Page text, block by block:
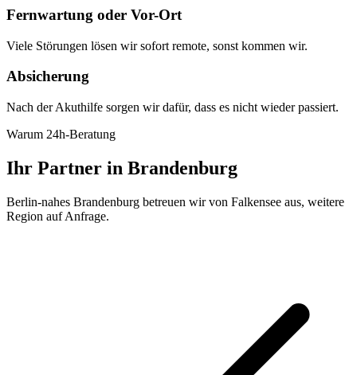
Fernwartung oder Vor-Ort
Viele Störungen lösen wir sofort remote, sonst kommen wir.
Absicherung
Nach der Akuthilfe sorgen wir dafür, dass es nicht wieder passiert.
Warum 24h-Beratung
Ihr Partner in Brandenburg
Berlin-nahes Brandenburg betreuen wir von Falkensee aus, weitere
Region auf Anfrage.